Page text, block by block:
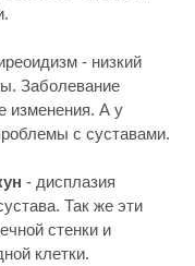
- низкий
Заболевание
изменения. А у
с суставами.
- дисплазия
Так же эти
стенки и
клетки.